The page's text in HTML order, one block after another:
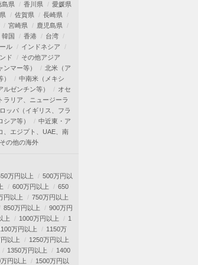
島県 香川県
愛媛県
佐賀県
長崎県
宮崎県
鹿児島県
韓国 香港
台湾
ル
インドネシア
ド
その他アジア
ンマー等）
北米（ア
中南米（メキシ
ルゼンチン等）
オセ
ラリア、ニュージーラ
ッパ（イギリス、フラ
ア等）
中近東・ア
、エジプト、UAE、南
その他の海外
万円以上
500万円以
600万円以上
650
円以上
750万円以上
850万円以上
900万円
上 1000万円以上
1
万円以上
1150万
以上
1250万円以上
1350万円以上
1400
円以上
1500万円以